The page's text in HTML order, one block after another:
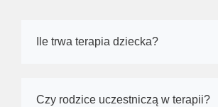
Ile trwa terapia dziecka?
Czy rodzice uczestniczą w terapii?